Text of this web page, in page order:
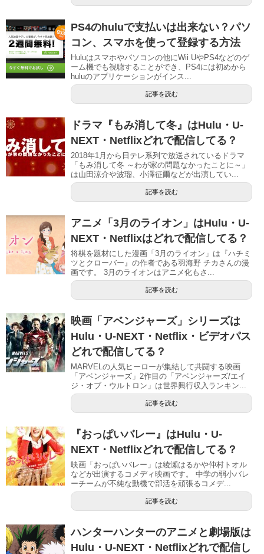
PS4のhuluで支払いは出来ない？パソ
コン、スマホを使って登録する方法
Huluはスマホやパソコンの他にWii UやPS4などのゲ
ーム機でも視聴することができ、PS4には初めから
huluのアプリケーションがインス...
記事を読む
ドラマ『もみ消して冬』はHulu・U-
NEXT・Netflixどれで配信してる？
2018年1月から日テレ系列で放送されているドラマ
「もみ消して冬 ～わが家の問題なかったことに～」
は山田涼介や波瑠、小澤征爾などが出演してい...
記事を読む
アニメ「3月のライオン」はHulu・U-
NEXT・Netflixはどれで配信してる？
将棋を題材にした漫画「3月のライオン」は『ハチミ
ツとクローバー』の作者である羽海野 チカさんの漫
画です。 3月のライオンはアニメ化もさ...
記事を読む
映画「アベンジャーズ」シリーズは
Hulu・U-NEXT・Netflix・ビデオパス
どれで配信してる？
MARVELの人気ヒーローが集結して共闘する映画
「アベンジャーズ」2作目の「アベンジャーズ/エイ
ジ・オブ・ウルトロン」は世界興行収入ランキン...
記事を読む
『おっぱいバレー』はHulu・U-
NEXT・Netflixどれで配信してる？
映画「おっぱいバレー」は綾瀬はるかや仲村トオル
などが出演するコメディ映画です。 中学の弱小バレ
ーチームが不純な動機で部活を頑張るコメデ...
記事を読む
ハンターハンターのアニメと劇場版は
Hulu・U-NEXT・Netflixどれで配信し